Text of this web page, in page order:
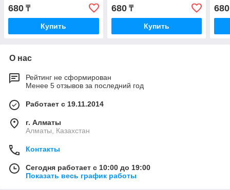
680 ₸
Купить
680₸
Купить
680
О нас
Рейтинг не сформирован
Менее 5 отзывов за последний год
Работает с 19.11.2014
г. Алматы
Алматы, Казахстан
Контакты
Сегодня работает с 10:00 до 19:00
Показать весь график работы